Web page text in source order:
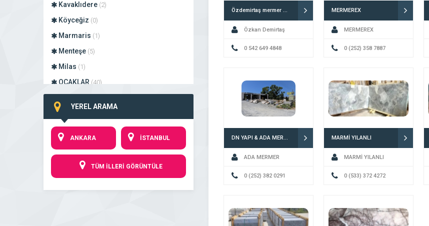
Kavaklıdere (2)
Köyceğiz (0)
Marmaris (1)
Menteşe (5)
Milas (1)
OCAKLAR (40)
Ortaca
Seydikemer(0)
Ula
Yatağan
YEREL ARAMA
ANKARA İSTANBUL
TÜM İLLERİ GÖRÜNTÜLE
Özdemirtaş mermer maden ltd.şti
Özkan Demirtaş
0 542 649 4848
MERMEREX
MERMEREX
0 (252) 358 7887
DN YAPI & ADA MERMER
ADA MERMER
0 (252) 382 0291
MARMİ YILANLI
MARMİ YILANLI
0 (533) 372 4272